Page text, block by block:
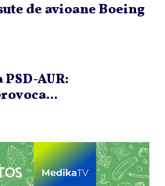
de avioane Boeing
AUR: